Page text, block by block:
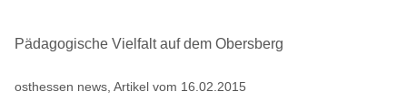
Pädagogische Vielfalt auf dem Obersberg
osthessen news, Artikel vom 16.02.2015